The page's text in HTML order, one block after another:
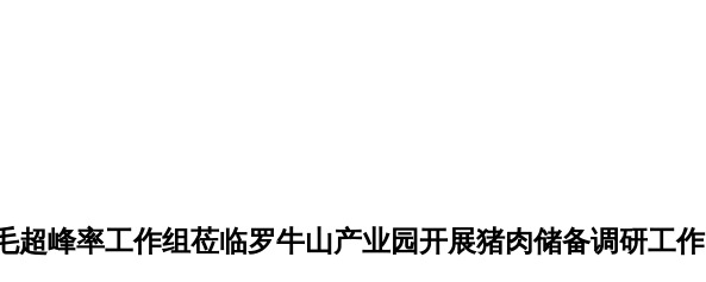
超峰率工作组莅临罗牛山产业园开展猪肉储备调研工作